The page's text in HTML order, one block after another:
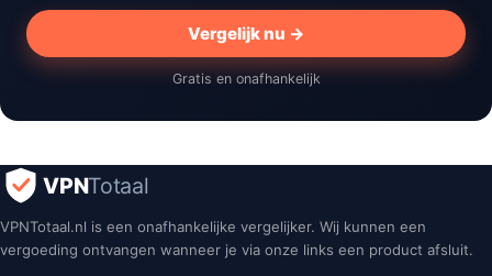
Vergelijk nu →
Gratis en onafhankelijk
VPNTotaal
VPNTotaal.nl is een onafhankelijke vergelijker. Wij kunnen een
vergoeding ontvangen wanneer je via onze links een product afsluit.